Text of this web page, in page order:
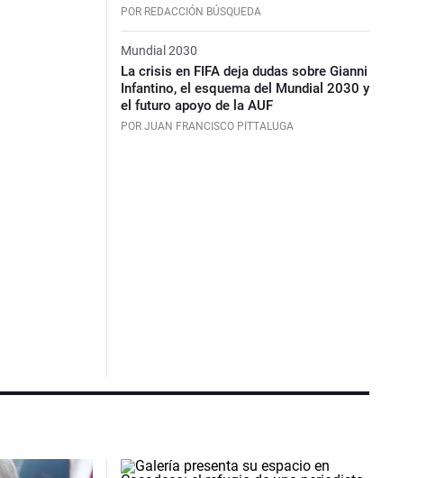
POR REDACCIÓN BÚSQUEDA
Mundial 2030
La crisis en FIFA deja dudas sobre Gianni
Infantino, el esquema del Mundial 2030 y
el futuro apoyo de la AUF
POR JUAN FRANCISCO PITTALUGA